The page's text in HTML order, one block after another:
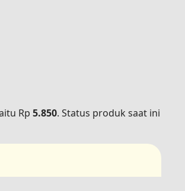
Rp 5.850. Status produk saat ini